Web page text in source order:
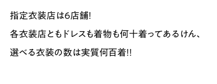
指定衣装店は6店舗！
各衣装店ともドレスも着物も何十着ってあるけん、
選べる衣装の数は実質何百着！！